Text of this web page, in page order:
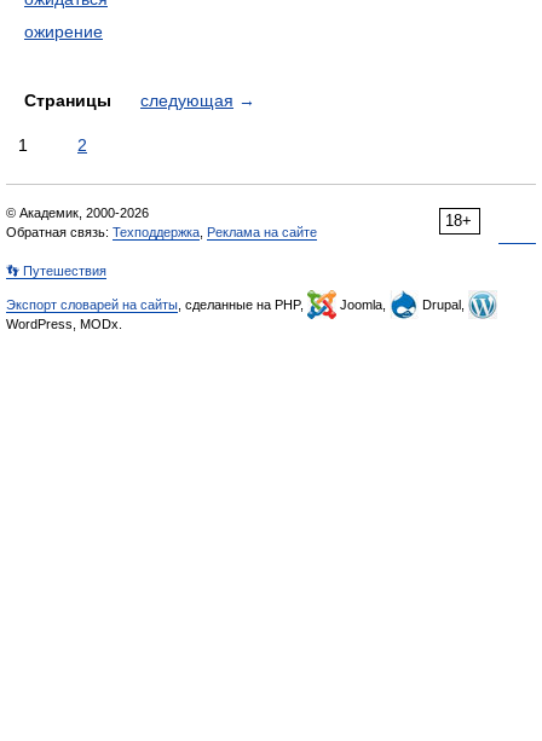
ожирение
Страницы следующая →
1 2
18+
© Академик, 2000-2026
Обратная связь: Техподдержка Реклама на сайте
👣 Путешествия
Экспорт словарей на сайты , сделанные на PHP, Joomla,
Drupal,
WordPress, MODx.